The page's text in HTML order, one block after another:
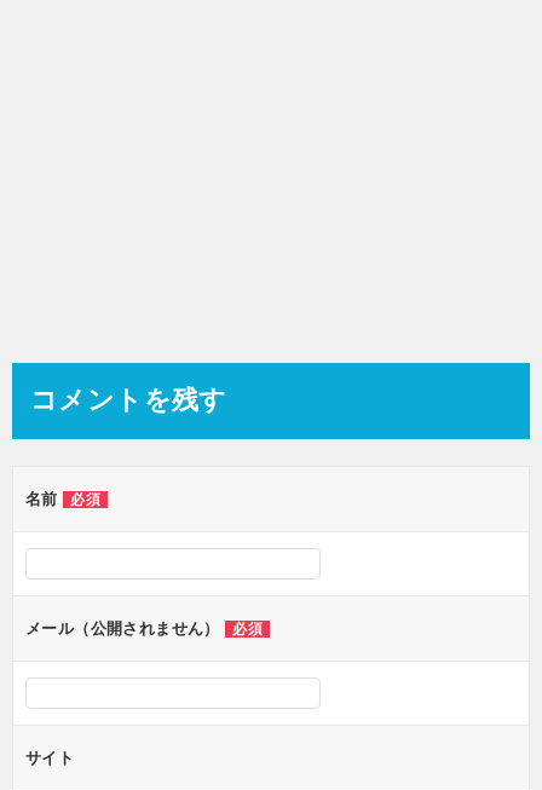
コメントを残す
名前 必須
メール（公開されません） 必須
サイト